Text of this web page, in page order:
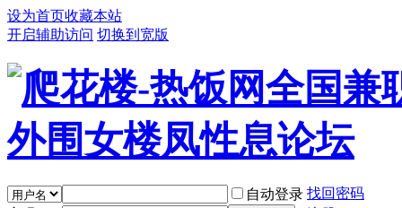
设为首页收藏本站
开启辅助访问 切换到宽版
自动登录 找回密码